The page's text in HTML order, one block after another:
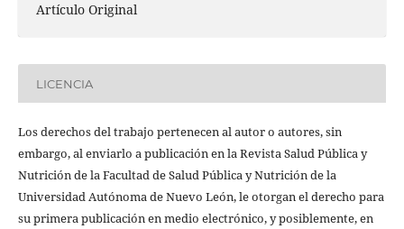
Artículo Original
LICENCIA
Los derechos del trabajo pertenecen al autor o autores, sin
embargo, al enviarlo a publicación en la Revista Salud Pública y
Nutrición de la Facultad de Salud Pública y Nutrición de la
Universidad Autónoma de Nuevo León, le otorgan el derecho para
su primera publicación en medio electrónico, y posiblemente, en